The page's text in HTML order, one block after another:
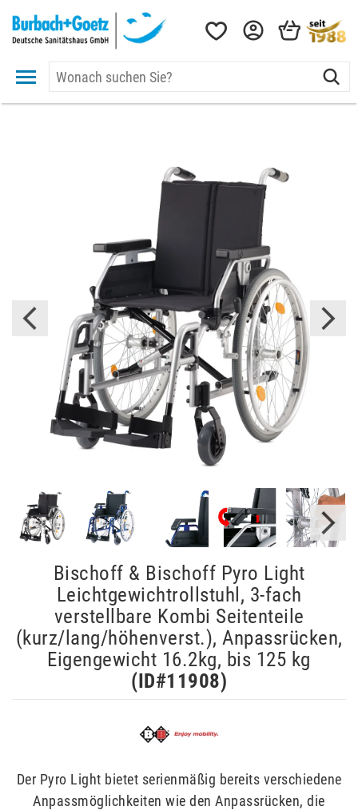
Bischoff & Bischoff Pyro Light
Leichtgewichtrollstuhl, 3-fach
verstellbare Kombi Seitenteile
(kurz/lang/höhenverst.), Anpassrücken,
Eigengewicht 16.2kg, bis 125 kg
(ID#11908)
Der Pyro Light bietet serienmäßig bereits verschiedene
Anpassmöglichkeiten wie den Anpassrücken, die